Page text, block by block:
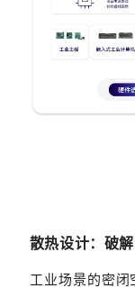
散热设计：破
工业场景的密